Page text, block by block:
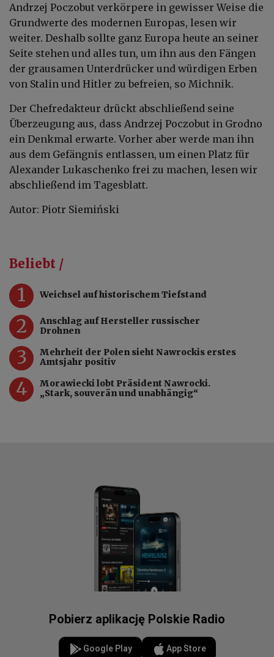
Andrzej Poczobut verkörpere in gewisser Weise die
Grundwerte des modernen Europas, lesen wir
weiter. Deshalb sollte ganz Europa heute an seiner
Seite stehen und alles tun, um ihn aus den Fängen
der grausamen Unterdrücker und würdigen Erben
von Stalin und Hitler zu befreien, so Michnik.
Der Chefredakteur drückt abschließend seine
Überzeugung aus, dass Andrzej Poczobut in Grodno
ein Denkmal erwarte. Vorher aber werde man ihn
aus dem Gefängnis entlassen, um einen Platz für
Alexander Lukaschenko frei zu machen, lesen wir
abschließend im Tagesblatt.
Autor: Piotr Siemiński
Beliebt /
1 Weichsel auf historischem Tiefstand
2
Anschlag auf Hersteller russischer
Drohnen
3
Mehrheit der Polen sieht Nawrockis erstes
Amtsjahr positiv
4
Morawiecki lobt Präsident Nawrocki.
„Stark, souverän und unabhängig“
Pobierz aplikację Polskie Radio
Google Play App Store